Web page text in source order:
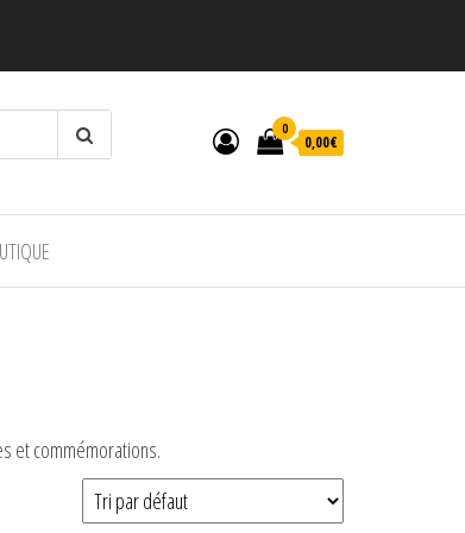
0
0,00€
et commémorations.